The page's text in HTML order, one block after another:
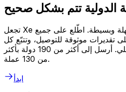
الدولية تتم بشكل صحيح
تجعل Xe التحويلات المالية الدولية سهلة وبسيطة. اطّلع على جميع
تقديرات موثوقة للتوصيل، وتتبّع كل
عملية نقل في الوقت الفعلي. أرسل إلى أكثر من 190 دولة بأكثر
من 130 عملة.
ابدأ